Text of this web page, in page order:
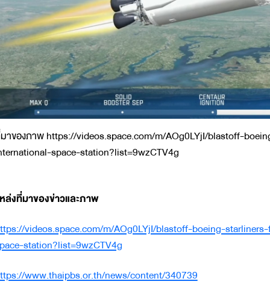
าของภาพ https://videos.space.com/m/AOg0LYjI/blastoff-
space-station?list=9wzCTV4g
ล่งที่มาของข่าวและภาพ
videos.space.com/m/AOg0LYjI/blastoff-boeing-
station?list=9wzCTV4g
www.thaipbs.or.th/news/content/340739